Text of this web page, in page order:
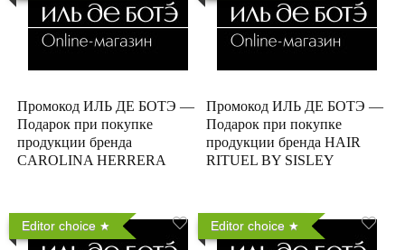
Промокод ИЛЬ ДЕ БОТЭ —
Подарок при покупке
продукции бренда
CAROLINA HERRERA
Промокод ИЛЬ ДЕ БОТЭ —
Подарок при покупке
продукции бренда HAIR
RITUEL BY SISLEY
Editor choice Editor choice